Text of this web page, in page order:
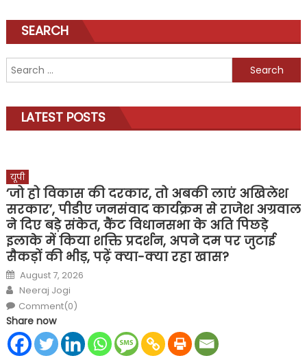
SEARCH
Search
for:
LATEST POSTS
यूपी
‘जो हो विकास की दरकार, तो अबकी लाएं अखिलेश
सरकार’, पीडीए जनसंवाद कार्यक्रम से राजेश अग्रवाल
ने दिए बड़े संकेत, कैंट विधानसभा के अति पिछड़े
इलाके में किया शक्ति प्रदर्शन, अपने दम पर जुटाई
सैकड़ों की भीड़, पढ़ें क्या-क्या रहा खास?
Posted
on
August 7, 2026
Author
Neeraj Jogi
Comment(0)
Share now